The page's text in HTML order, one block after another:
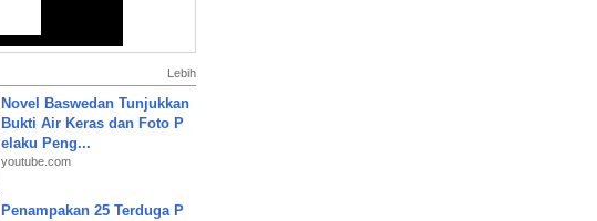
Lebih
Novel Baswedan Tunjukkan
Bukti Air Keras dan Foto P
elaku Peng...
youtube.com
Penampakan 25 Terduga P